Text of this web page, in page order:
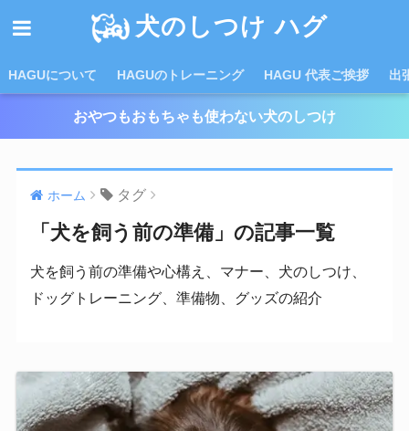
犬のしつけ ハグ
HAGUについて HAGUのトレーニング HAGU 代表ご挨拶 出
おやつもおもちゃも使わない犬のしつけ
ホーム タグ
「犬を飼う前の準備」の記事一覧
犬を飼う前の準備や心構え、マナー、犬のしつけ、
ドッグトレーニング、準備物、グッズの紹介